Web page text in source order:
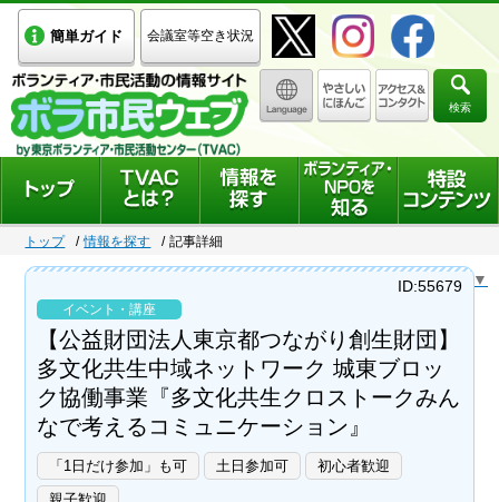
簡単ガイド 会議室等空き状況
検索
トップ 情報を探す 記事詳細
Select Language ▼
イベント・講座
【公益財団法人東京都つながり創生財団】
多文化共生中域ネットワーク 城東ブロッ
ク協働事業『多文化共生クロストークみん
なで考えるコミュニケーション』
「1日だけ参加」も可 土日参加可
初心者歓迎
ID:55679